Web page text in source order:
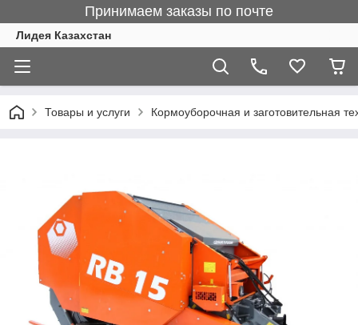
Принимаем заказы по почте
Лидея Казахстан
Товары и услуги Кормоуборочная и заготовительная